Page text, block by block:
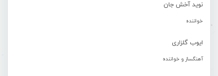
نوید آخش جان
خواننده
ایوب گلزاری
آهنگساز و خواننده